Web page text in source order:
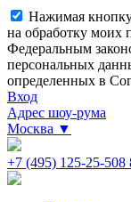
Нажимая кнопку
на обработку моих
Федеральным
персональных
определенных в
Вход
Адрес шоу-рума
Москва ▼
+7 (495) 125-25-508